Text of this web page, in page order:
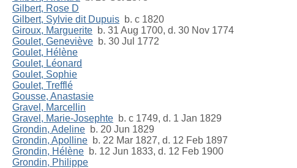
Gilbert, Rose D
Gilbert, Sylvie dit Dupuis b. c 1820
Giroux, Marguerite b. 31 Aug 1700, d. 30 Nov 1774
Goulet, Geneviève b. 30 Jul 1772
Goulet, Hélène
Goulet, Léonard
Goulet, Sophie
Goulet, Trefflé
Gousse, Anastasie
Gravel, Marcellin
Gravel, Marie-Josephte b. c 1749, d. 1 Jan 1829
Grondin, Adeline b. 20 Jun 1829
Grondin, Apolline b. 22 Mar 1827, d. 12 Feb 1897
Grondin, Hélène b. 12 Jun 1833, d. 12 Feb 1900
Grondin, Philippe